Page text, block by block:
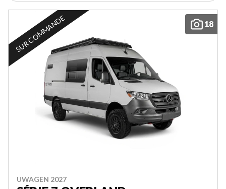
18
SUR COMMANDE
UWAGEN 2027